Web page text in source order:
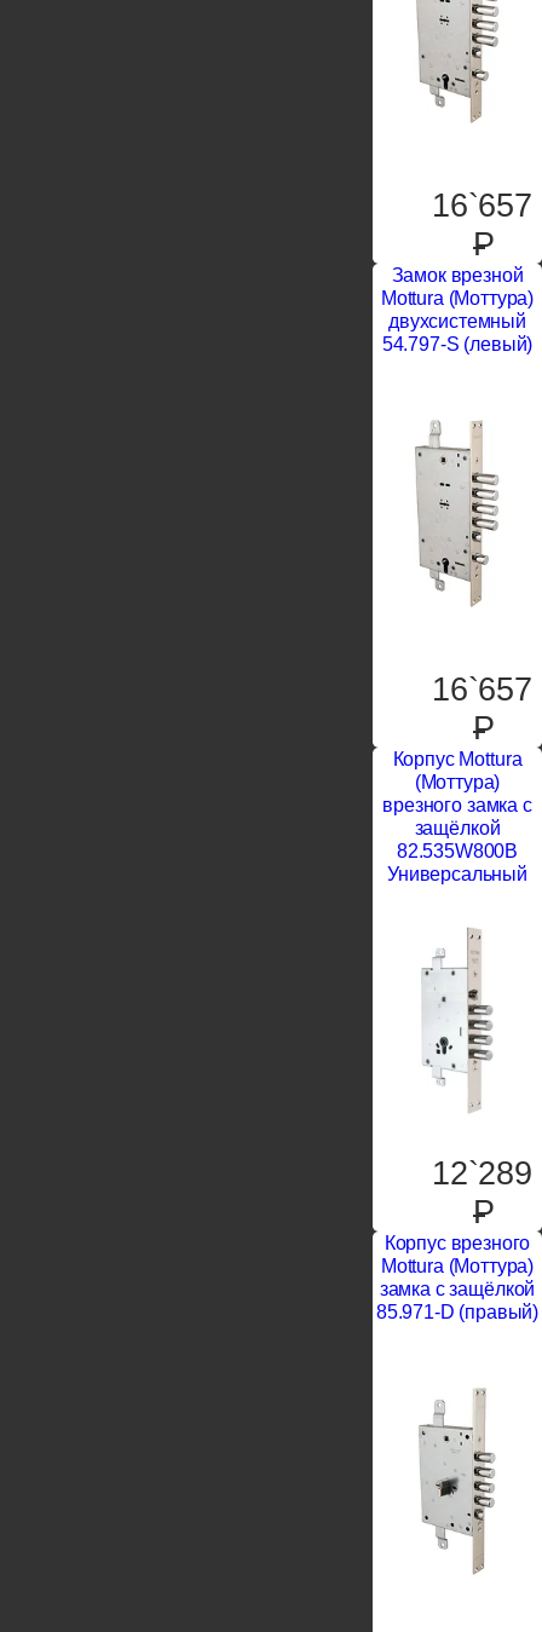
16`657
P
Замок врезной
Mottura (Моттура)
двухсистемный
54.797-S (левый)
16`657
P
Корпус Mottura
(Моттура)
врезного замка с
защёлкой
82.535W800B
Универсальный
12`289
P
Корпус врезного
Mottura (Моттура)
замка с защёлкой
85.971-D (правый)